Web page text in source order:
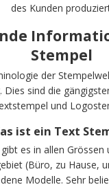
des Kunden
Stempel
der
Dies sind die
und
ist ein Text
es in allen Grössen
(Büro, zu Hause,
Modelle. Sehr